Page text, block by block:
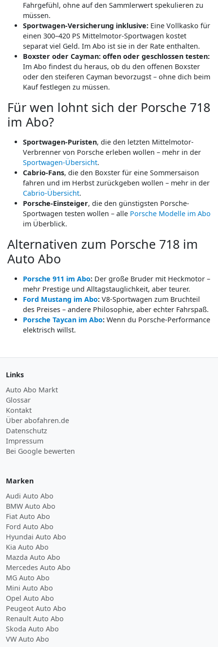
Fahrgefühl, ohne auf den Sammlerwert spekulieren zu
müssen.
Sportwagen-Versicherung inklusive: Eine Vollkasko für
einen 300–420 PS Mittelmotor-Sportwagen kostet
separat viel Geld. Im Abo ist sie in der Rate enthalten.
Boxster oder Cayman: offen oder geschlossen testen:
Im Abo findest du heraus, ob du den offenen Boxster
oder den steiferen Cayman bevorzugst – ohne dich beim
Kauf festlegen zu müssen.
Für wen lohnt sich der Porsche 718
im Abo?
Sportwagen-Puristen, die den letzten Mittelmotor-
Verbrenner von Porsche erleben wollen – mehr in der
Sportwagen-Übersicht.
Cabrio-Fans, die den Boxster für eine Sommersaison
fahren und im Herbst zurückgeben wollen – mehr in der
Cabrio-Übersicht.
Porsche-Einsteiger, die den günstigsten Porsche-
Sportwagen testen wollen – alle Porsche Modelle im Abo
im Überblick.
Alternativen zum Porsche 718 im
Auto Abo
Porsche 911 im Abo: Der große Bruder mit Heckmotor –
mehr Prestige und Alltagstauglichkeit, aber teurer.
Ford Mustang im Abo: V8-Sportwagen zum Bruchteil
des Preises – andere Philosophie, aber echter Fahrspaß.
Porsche Taycan im Abo: Wenn du Porsche-Performance
elektrisch willst.
Links
Auto Abo Markt
Glossar
Kontakt
Über abofahren.de
Datenschutz
Impressum
Bei Google bewerten
Marken
Audi Auto Abo
BMW Auto Abo
Fiat Auto Abo
Ford Auto Abo
Hyundai Auto Abo
Kia Auto Abo
Mazda Auto Abo
Mercedes Auto Abo
MG Auto Abo
Mini Auto Abo
Opel Auto Abo
Peugeot Auto Abo
Renault Auto Abo
Skoda Auto Abo
VW Auto Abo